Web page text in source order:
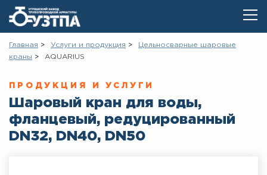
Главная Услуги и продукция
Цельносварные шаровые
краны
AQUARIUS
ПРОДУКЦИЯ И УСЛУГИ
Шаровый кран для воды,
фланцевый, редуцированный
DN32, DN40, DN50